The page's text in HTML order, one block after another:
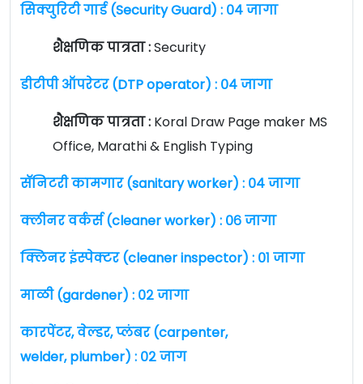
सिक्युरिटी गार्ड (Security Guard) : ०४ जागा
शैक्षणिक पात्रता :Security
डीटीपी ऑपरेटर (DTP operator) : ०४ जागा
शैक्षणिक पात्रता : Koral Draw Page maker MS
Office, Marathi & English Typing
सॅनिटरी कामगार (sanitary worker) : ०४ जागा
क्लीनर वर्कर्स (cleaner worker) : ०६ जागा
क्लिनर इंस्पेक्टर (cleaner inspector) : ०१ जागा
माळी (gardener) : ०२ जागा
कारपेंटर, वेल्डर, प्लंबर (carpenter,
welder, plumber) : ०२ जाग